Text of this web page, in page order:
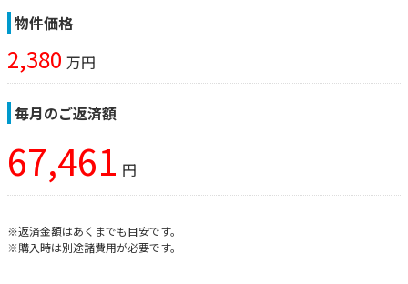
物件価格
2,380 万円
毎月のご返済額
67,461 円
※返済金額はあくまでも目安です。
※購入時は別途諸費用が必要です。